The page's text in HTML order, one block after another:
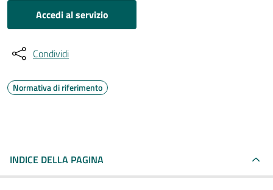
Accedi al servizio
Condividi
Normativa di riferimento
INDICE DELLA PAGINA